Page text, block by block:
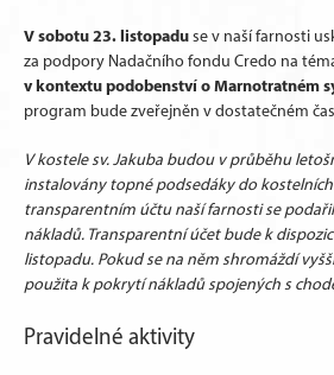
V sobotu 23. listopaduse v naší farnosti
za podpory Nadačního fondu Credo na
v kontextu podobenství o Marnotratném
program bude zveřejněn v dostatečném
V kostele sv. Jakuba budou v průběhu
instalovány topné podsedáky do
transparentním účtu naší farnosti se
nákladů. Transparentní účet bude k
listopadu. Pokud se na něm shromáždí
použita k pokrytí nákladů spojených s
Pravidelné aktivity